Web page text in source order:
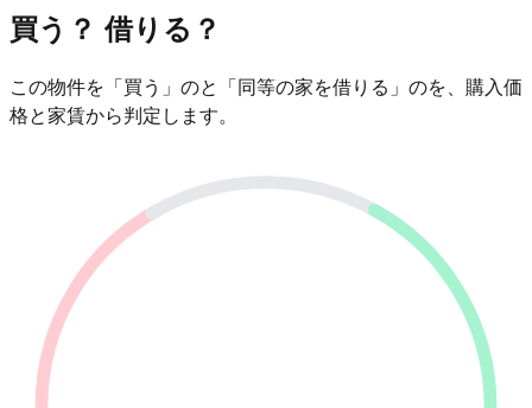
買う？ 借りる？
この物件を「買う」のと「同等の家を借りる」のを、購入価
格と家賃から判定します。